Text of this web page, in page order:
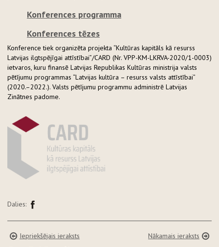
Konferences programma
Konferences tēzes
Konference tiek organizēta projekta “Kultūras kapitāls kā resurss
Latvijas ilgtspējīgai attīstībai”/CARD (Nr. VPP-KM-LKRVA-2020/1-0003)
ietvaros, kuru finansē Latvijas Republikas Kultūras ministrija valsts
pētījumu programmas “Latvijas kultūra – resurss valsts attīstībai”
(2020.–2022.). Valsts pētījumu programmu administrē Latvijas
Zinātnes padome.
Dalies:
Iepriekšējais ieraksts Nākamais ieraksts